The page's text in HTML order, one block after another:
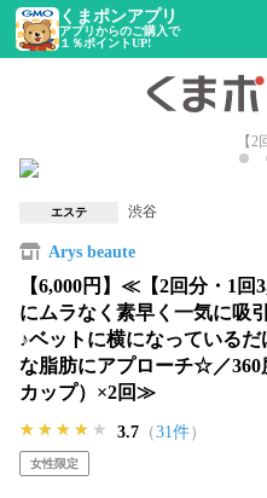
くまポンアプリ
アプリからのご購入で
１％ポイントUP!
【
エステ 渋谷
Arys beaute
【6,000円】≪【2回分・1
にムラなく素早く一気に吸
♪ベットに横になっている
な脂肪にアプローチ☆／360
カップ）×2回≫
★★★★★
★★★★★
★★★★★ 3.7 （31件）
女性限定